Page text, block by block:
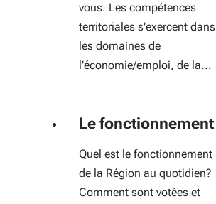
vous. Les compétences
territoriales s'exercent dans
les domaines de
l'économie/emploi, de la...
Le fonctionnement
Quel est le fonctionnement
de la Région au quotidien?
Comment sont votées et